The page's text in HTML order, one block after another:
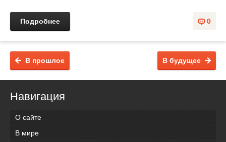
0
Подробнее
В будущее
В прошлое
Навигация
О сайте
В мире